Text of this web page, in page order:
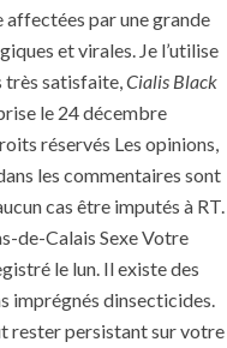
par une grande
et virales. Je l’utilise
très satisfaite,Cialis Black
le 24 décembre
réservés Les opinions,
les commentaires sont
cas être imputés à RT.
de-Calais Sexe Votre
le lun. Il existe des
imprégnés dinsecticides.
rester persistant sur votre